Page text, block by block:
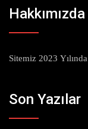
Hakkımızda
Sitemiz 2023
Son Yazılar